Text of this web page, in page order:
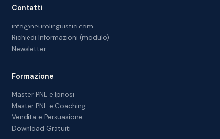
Contatti
info@neurolinguistic.com
Richiedi Informazioni (modulo)
Newsletter
Formazione
Master PNL e Ipnosi
Master PNL e Coaching
Vendita e Persuasione
Download Gratuiti